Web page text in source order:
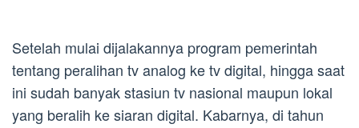
Setelah mulai dijalakannya program pemerintah
tentang peralihan tv analog ke tv digital, hingga saat
ini sudah banyak stasiun tv nasional maupun lokal
yang beralih ke siaran digital. Kabarnya, di tahun